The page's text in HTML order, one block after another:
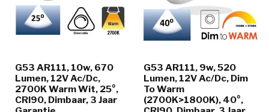
G53 AR111, 10w, 670
Lumen, 12V Ac/Dc,
2700K Warm Wit, 25°,
CRI90, Dimbaar, 3 Jaar
G53 AR111, 9w, 520
Lumen, 12V Ac/Dc, Dim
To Warm
(2700K>1800K), 40°,